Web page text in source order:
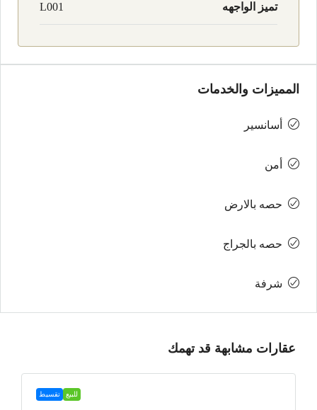
تميز الواجهه L001
المميزات والخدمات
أسانسير
أمن
حصه بالارض
حصه بالجراج
شرفة
عقارات مشابهة قد تهمك
للبيع تقسيط